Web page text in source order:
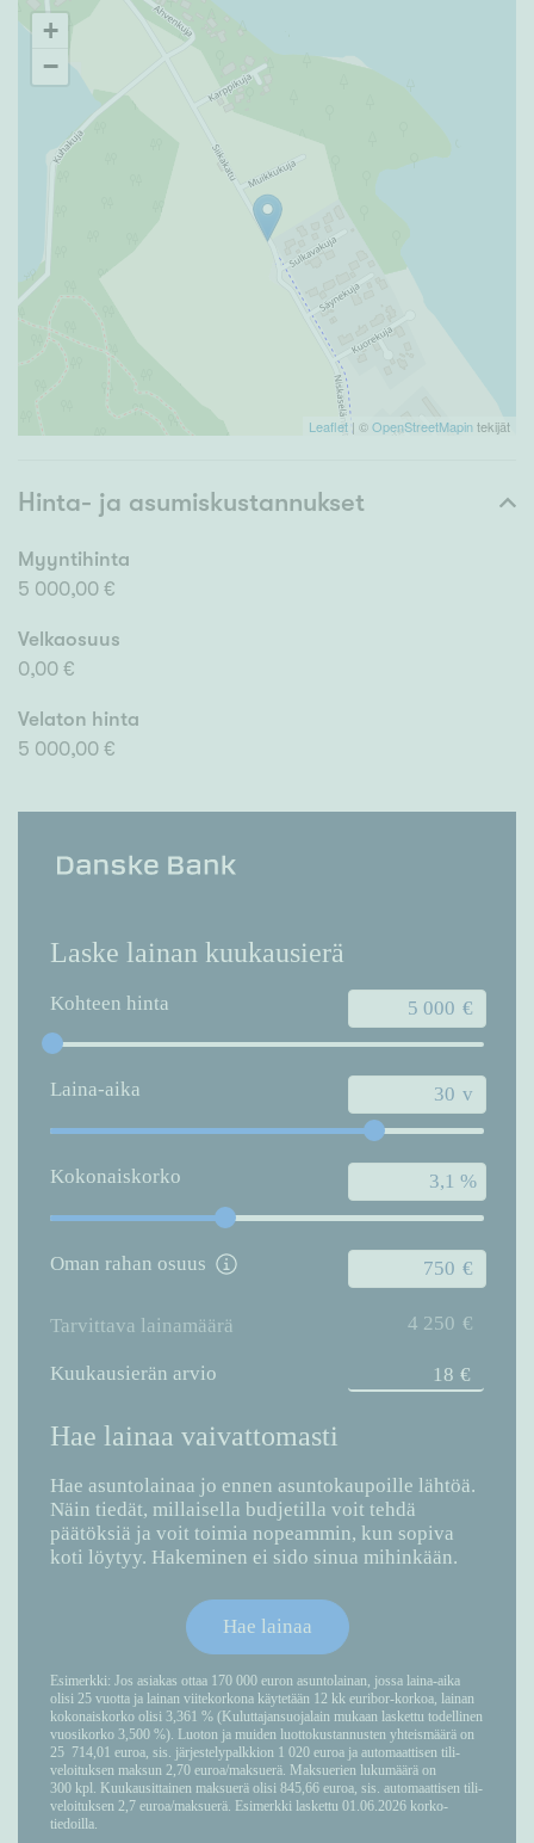
+
−
Leaflet | ©OpenStreetMapintekijät
Hinta- ja asumiskustannukset
Myyntihinta
5 000,00 €
Velkaosuus
0,00 €
Velaton hinta
5 000,00 €